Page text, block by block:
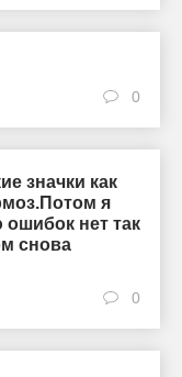
0
значки как
я
нет так
снова
0